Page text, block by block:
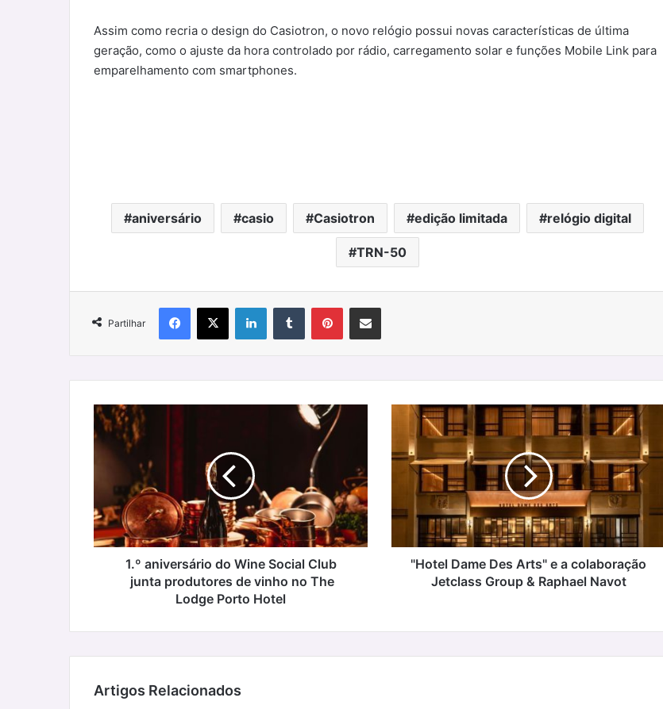
Assim como recria o design do Casiotron, o novo relógio possui novas características de última
geração, como o ajuste da hora controlado por rádio, carregamento solar e funções Mobile Link para
emparelhamento com smartphones.
aniversário casio Casiotron edição limitada relógio digital
TRN-50
Partilhar
Facebook
X LinkedInTumblr PinterestPartilhar Via Email
1.º
aniversário
do
Club
junta
produtores
de
1.º aniversário do Wine Social Club
junta produtores de vinho no The
Lodge Porto Hotel
"Hotel
Des
Arts"
colaboração
Group
"Hotel Dame Des Arts" e a colaboração
Jetclass Group & Raphael Navot
Artigos Relacionados